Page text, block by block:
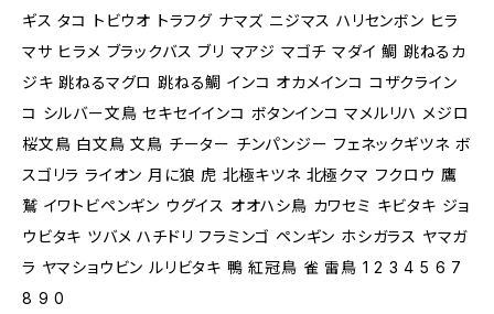
ギス タコ トビウオ トラフグ ナマズ ニジマス ハリセンボン ヒラ
マサ ヒラメ ブラックバス ブリ マアジ マゴチ マダイ 鯛 跳ねるカ
ジキ 跳ねるマグロ 跳ねる鯛 インコ オカメインコ コザクライン
コ シルバー文鳥 セキセイインコ ボタンインコ マメルリハ メジロ
桜文鳥 白文鳥 文鳥 チーター チンパンジー フェネックギツネ ボ
スゴリラ ライオン 月に狼 虎 北極キツネ 北極クマ フクロウ 鷹
鷲 イワトビペンギン ウグイス オオハシ鳥 カワセミ キビタキ ジョ
ウビタキ ツバメ ハチドリ フラミンゴ ペンギン ホシガラス ヤマガ
ラ ヤマショウビン ルリビタキ 鴨 紅冠鳥 雀 雷鳥 1 2 3 4 5 6 7
8 9 0